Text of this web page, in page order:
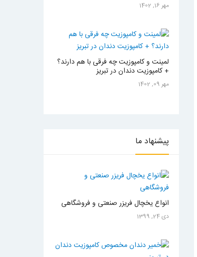
مهر 16, 1402
لمینت و کامپوزیت چه فرقی با هم دارند؟
+ کامپوزیت دندان در تبریز
مهر 09, 1402
پیشنهادما
انواع یخچال فریزر صنعتی و فروشگاهی
دی 24, 1399